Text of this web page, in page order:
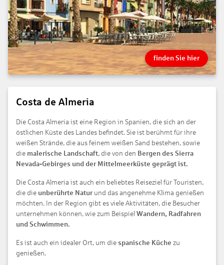
finden Sie hier
Costa de Almeria
Die Costa Almeria ist eine Region in Spanien, die sich an der
östlichen Küste des Landes befindet. Sie ist berühmt für ihre
weißen Strände, die aus feinem weißen Sand bestehen, sowie
die malerische Landschaft, die von den Bergen des Sierra
Nevada-Gebirges und der Mittelmeerküste geprägt ist.
Die Costa Almeria ist auch ein beliebtes Reiseziel für Touristen,
die die unberührte Naturund das angenehme Klima genießen
möchten. In der Region gibt es viele Aktivitäten, die Besucher
unternehmen können, wie zum Beispiel Wandern, Radfahren
und Schwimmen.
Es ist auch ein idealer Ort, um die spanische Küche zu
genießen.